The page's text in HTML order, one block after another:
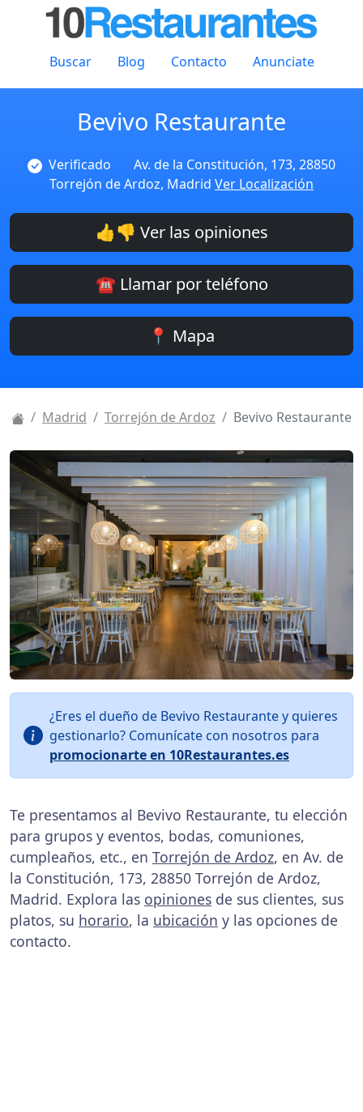
Buscar Blog Contacto Anunciate
Bevivo Restaurante
Verificado
Av. de la Constitución, 173, 28850
Torrejón de Ardoz, Madrid Ver Localización
👍👎 Ver las opiniones
☎️ Llamar por teléfono
📍 Mapa
Madrid Torrejón de Ardoz Bevivo Restaurante
¿Eres el dueño de Bevivo Restaurante y quieres
gestionarlo? Comunícate con nosotros para
promocionarte en 10Restaurantes.es
Te presentamos al Bevivo Restaurante, tu elección
para grupos y eventos, bodas, comuniones,
cumpleaños, etc., en Torrejón de Ardoz, en Av. de
la Constitución, 173, 28850 Torrejón de Ardoz,
Madrid. Explora las opiniones de sus clientes, sus
platos, su horario, la ubicación y las opciones de
contacto.